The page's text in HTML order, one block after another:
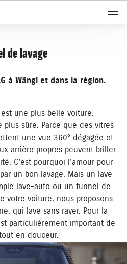
de lavage
à Wängi et dans la région.
une plus belle voiture.
plus sûre. Parce que des vitres
une vue 360° dégagée et
arrière propres peuvent briller
C’est pourquoi l’amour pour
un bon lavage. Mais un lave-
lave-auto ou un tunnel de
votre voiture, nous proposons
qui lave sans rayer. Pour la
particulièrement important de
en douceur.